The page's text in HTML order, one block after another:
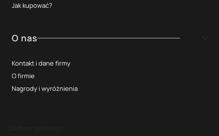
Jak kupować?
O nas
Kontakt i dane firmy
O firmie
Nagrody i wyróżnienia